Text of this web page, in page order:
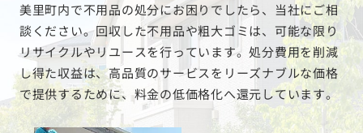
美里町内で不用品の処分にお困りでしたら、当社にご相
談ください。回収した不用品や粗大ゴミは、可能な限り
リサイクルやリユースを行っています。処分費用を削減
し得た収益は、高品質のサービスをリーズナブルな価格
で提供するために、料金の低価格化へ還元しています。